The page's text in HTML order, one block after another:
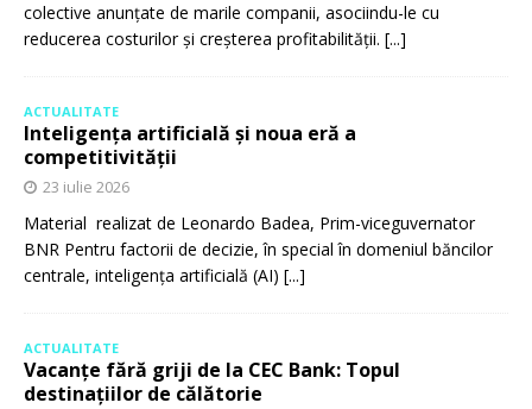
colective anunțate de marile companii, asociindu-le cu
reducerea costurilor și creșterea profitabilității. [...]
ACTUALITATE
Inteligența artificială și noua eră a
competitivității
23 iulie 2026
Material realizat de Leonardo Badea, Prim-viceguvernator
BNR Pentru factorii de decizie, în special în domeniul băncilor
centrale, inteligența artificială (AI) [...]
ACTUALITATE
Vacanțe fără griji de la CEC Bank: Topul
destinațiilor de călătorie